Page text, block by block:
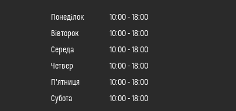
Понеділок 10:00
18:00
Вівторок
10:00
18:00
Середа
10:00
18:00
Четвер
10:00
18:00
Пʼятниця
10:00
18:00
Субота
10:00
18:00